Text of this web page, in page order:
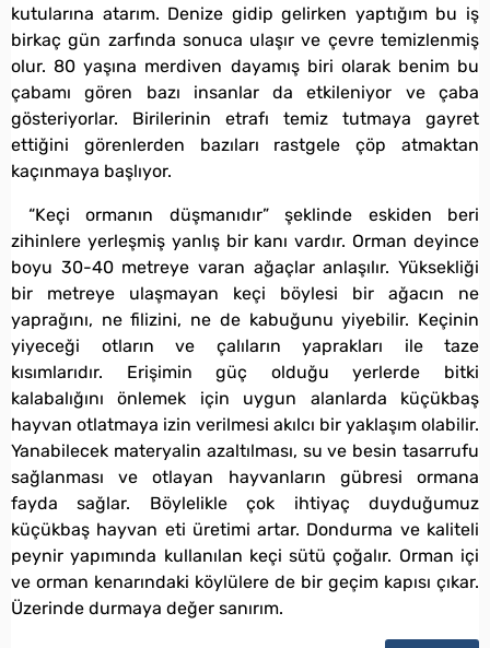
kutularına atarım. Denize gidip gelirken yaptığım bu iş
birkaç gün zarfında sonuca ulaşır ve çevre temizlenmiş
olur. 80 yaşına merdiven dayamış biri olarak benim bu
çabamı gören bazı insanlar da etkileniyor ve çaba
gösteriyorlar. Birilerinin etrafı temiz tutmaya gayret
ettiğini görenlerden bazıları rastgele çöp atmaktan
kaçınmaya başlıyor.
“Keçi ormanın düşmanıdır” şeklinde eskiden beri
zihinlere yerleşmiş yanlış bir kanı vardır. Orman deyince
boyu 30-40 metreye varan ağaçlar anlaşılır. Yüksekliği
bir metreye ulaşmayan keçi böylesi bir ağacın ne
yaprağını, ne filizini, ne de kabuğunu yiyebilir. Keçinin
yiyeceği otların ve çalıların yaprakları ile taze
kısımlarıdır. Erişimin güç olduğu yerlerde bitki
kalabalığını önlemek için uygun alanlarda küçükbaş
hayvan otlatmaya izin verilmesi akılcı bir yaklaşım olabilir.
Yanabilecek materyalin azaltılması, su ve besin tasarrufu
sağlanması ve otlayan hayvanların gübresi ormana
fayda sağlar. Böylelikle çok ihtiyaç duyduğumuz
küçükbaş hayvan eti üretimi artar. Dondurma ve kaliteli
peynir yapımında kullanılan keçi sütü çoğalır. Orman içi
ve orman kenarındaki köylülere de bir geçim kapısı çıkar.
Üzerinde durmaya değer sanırım.